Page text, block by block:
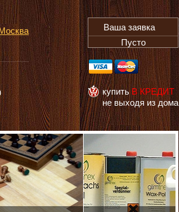
Ваша заявка
Пусто
купитьВ КРЕДИТ
не выходя из дома